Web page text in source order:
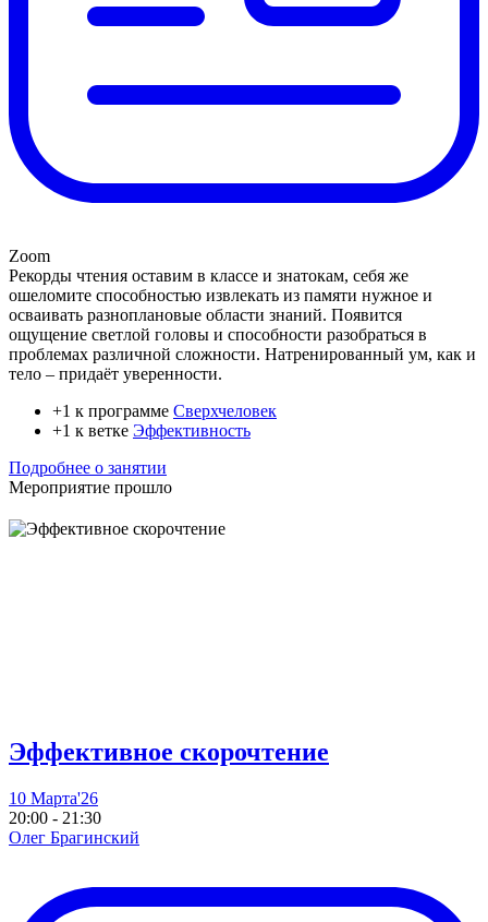
Zoom
Рекорды чтения оставим в классе и знатокам, себя же
ошеломите способностью извлекать из памяти нужное и
осваивать разноплановые области знаний. Появится
ощущение светлой головы и способности разобраться в
проблемах различной сложности. Натренированный ум, как и
тело – придаёт уверенности.
+1 к программе Сверхчеловек
+1 к ветке Эффективность
Подробнее о занятии
Мероприятие прошло
Эффективное скорочтение
10 Марта'26
20:00 - 21:30
Олег Брагинский